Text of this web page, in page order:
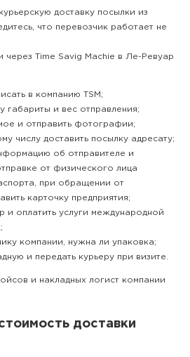
доставку посылки из
что перевозчик работает не
через Time Savig Machie в Ле-Ревуар
в компанию TSM;
габариты и вес отправления;
и отправить фотографии;
числу доставить посылку адресату;
об отправителе и
от физического лица
при обращении от
карточку предприятия;
и оплатить услуги международной
компании, нужна ли упаковка;
и передать курьеру при визите.
и накладных логист компании
доставки